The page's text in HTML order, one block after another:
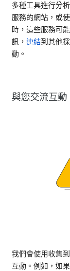
多種工具進行分
服務的網站，或
時，這些服務可
訊， 連結到其他
動。
與您交流互動
我們會使用收集
互動。例如，如